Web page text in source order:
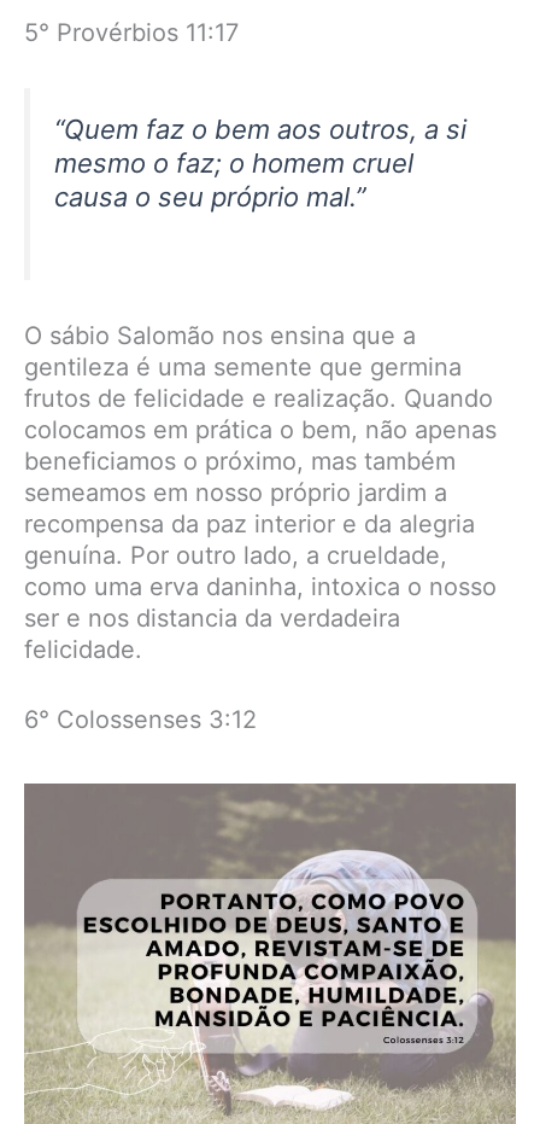
5° Provérbios 11:17
“Quem faz o bem aos outros, a si
mesmo o faz; o homem cruel
causa o seu próprio mal.”
O sábio Salomão nos ensina que a
gentileza é uma semente que germina
frutos de felicidade e realização. Quando
colocamos em prática o bem, não apenas
beneficiamos o próximo, mas também
semeamos em nosso próprio jardim a
recompensa da paz interior e da alegria
genuína. Por outro lado, a crueldade,
como uma erva daninha, intoxica o nosso
ser e nos distancia da verdadeira
felicidade.
6° Colossenses 3:12